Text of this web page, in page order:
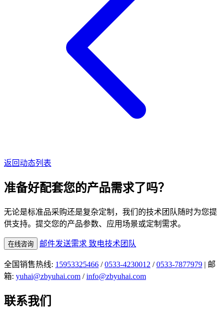
返回动态列表
准备好配套您的产品需求了吗？
无论是标准品采购还是复杂定制，我们的技术团队随时为您提
供支持。提交您的产品参数、应用场景或定制需求。
在线咨询 邮件发送需求 致电技术团队
全国销售热线: 15953325466 /0533-4230012 /0533-7877979 | 邮
箱: yuhai@zbyuhai.com /info@zbyuhai.com
联系我们